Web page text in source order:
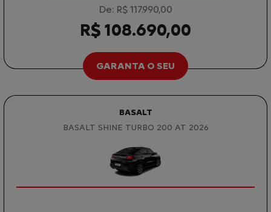
De: R$ 117.990,00
R$ 108.690,00
GARANTA O SEU
BASALT
BASALT SHINE TURBO 200 AT 2026